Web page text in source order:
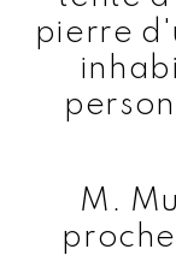
pierre
M.